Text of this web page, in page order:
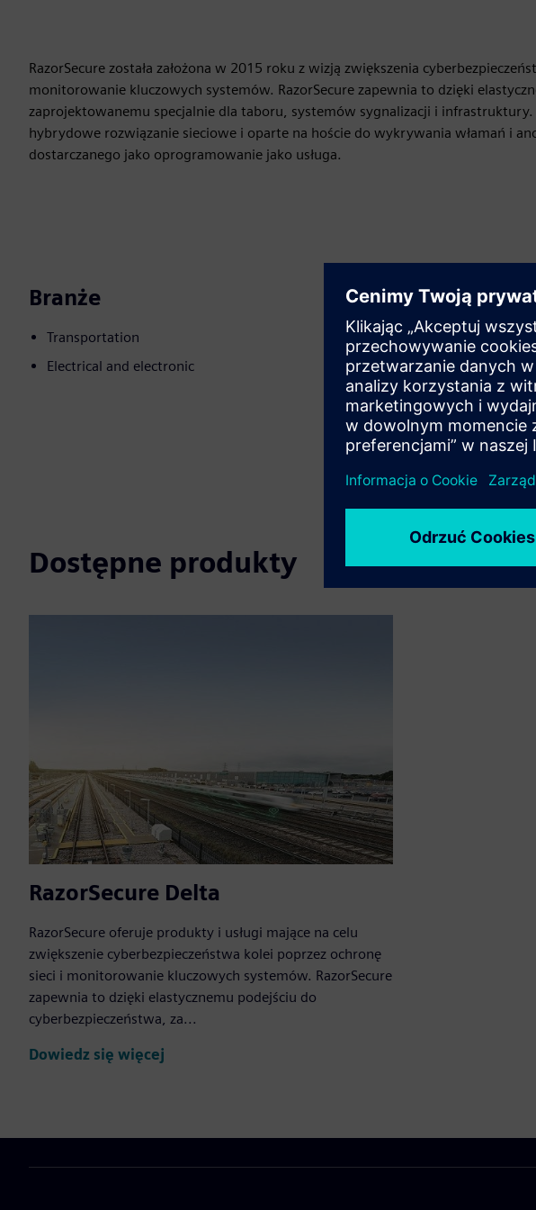
RazorSecure została założona w 2015 roku z wizją zwiększenia
monitorowanie kluczowych systemów. RazorSecure zapewnia to dzięki
zaprojektowanemu specjalnie dla taboru, systemów sygnalizacji i
hybrydowe rozwiązanie sieciowe i oparte na hoście do wykrywania włamań i
dostarczanego jako oprogramowanie jako usługa.
Branże
Transportation
Electrical and electronic
Ruch
Build
Rozszerza lub
Siemens
lub tworzy nowe
integrację
własnym
Dostępne produkty
RazorSecure Delta
RazorSecure oferuje produkty i usługi mające na celu
zwiększenie cyberbezpieczeństwa kolei poprzez ochronę
sieci i monitorowanie kluczowych systemów. RazorSecure
zapewnia to dzięki elastycznemu podejściu do
cyberbezpieczeństwa, za...
Dowiedz się więcej